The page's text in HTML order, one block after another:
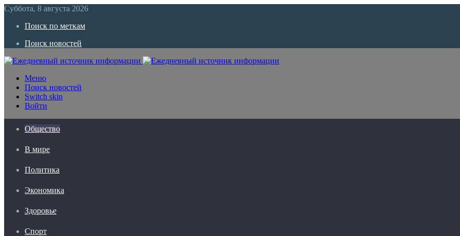
Суббота, 8 августа 2026
Поиск по меткам
Поиск новостей
Меню
Поиск новостей
Switch skin
Войти
Общество
В мире
Политика
Экономика
Здоровье
Спорт